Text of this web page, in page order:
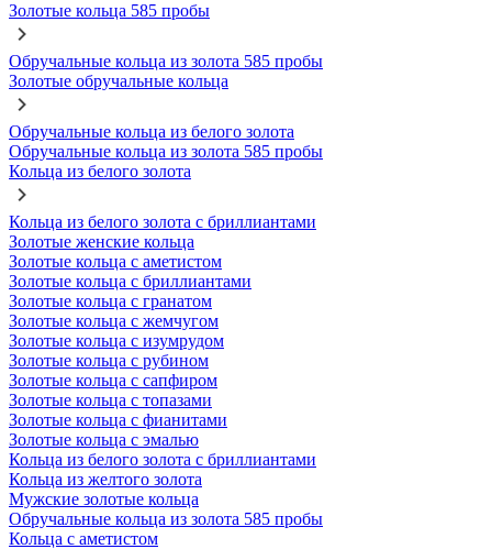
Золотые кольца 585 пробы
Обручальные кольца из золота 585 пробы
Золотые обручальные кольца
Обручальные кольца из белого золота
Обручальные кольца из золота 585 пробы
Кольца из белого золота
Кольца из белого золота с бриллиантами
Золотые женские кольца
Золотые кольца с аметистом
Золотые кольца с бриллиантами
Золотые кольца с гранатом
Золотые кольца с жемчугом
Золотые кольца с изумрудом
Золотые кольца с рубином
Золотые кольца с сапфиром
Золотые кольца с топазами
Золотые кольца с фианитами
Золотые кольца с эмалью
Кольца из белого золота с бриллиантами
Кольца из желтого золота
Мужские золотые кольца
Обручальные кольца из золота 585 пробы
Кольца с аметистом